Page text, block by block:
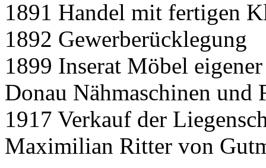
1891 Handel mit fertigen
1892 Gewerberücklegung
1899 Inserat Möbel
Donau Nähmaschinen und
1917 Verkauf der
Maximilian Ritter von